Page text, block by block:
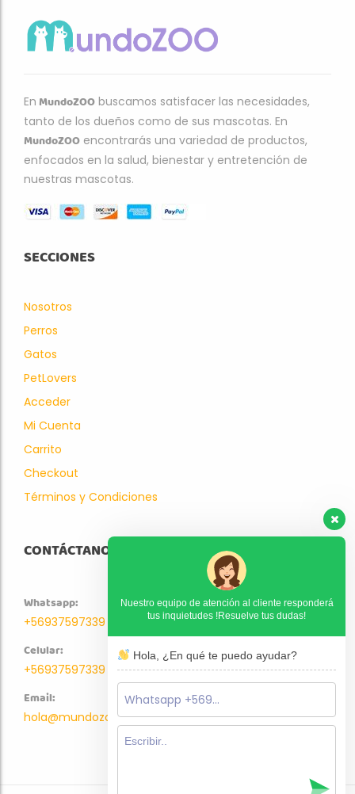
En MundoZOO buscamos satisfacer las necesidades,
tanto de los dueños como de sus mascotas. En
MundoZOO encontrarás una variedad de productos,
enfocados en la salud, bienestar y entretención de
nuestras mascotas.
SECCIONES
Nosotros
Perros
Gatos
PetLovers
Acceder
Mi Cuenta
Carrito
Checkout
Términos y Condiciones
CONTÁCTANOS
Whatsapp:
+56937597339
Celular:
+56937597339
Email:
hola@mundozoo.cl
Nuestro equipo de atención al cliente responderá
tus inquietudes !Resuelve tus dudas!
Hola, ¿En qué te puedo ayudar?